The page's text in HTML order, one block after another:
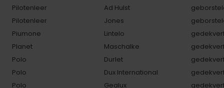
Pilotenleer
Ad Hulst
Pilotenleer
Jones
Piumone
Lintelo
Planet
Maschalke
Polo
Durlet
Polo
Dux International
Polo
Gealux